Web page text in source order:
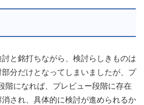
と銘打ちながら、検討らしきものは
分だけとなってしまいましたが、プ
階になれば、プレビュー段階に存在
され、具体的に検討が進められるか